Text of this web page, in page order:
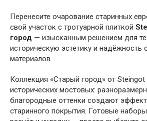
Перенесите очарование старинных
свой участок с тротуарной плиткой
город — изысканным решением для
историческую эстетику и надёжность
материалов.
Коллекция «Старый город» от
исторических мостовых:
благородные оттенки создают эффект
старинного покрытия. Готовые